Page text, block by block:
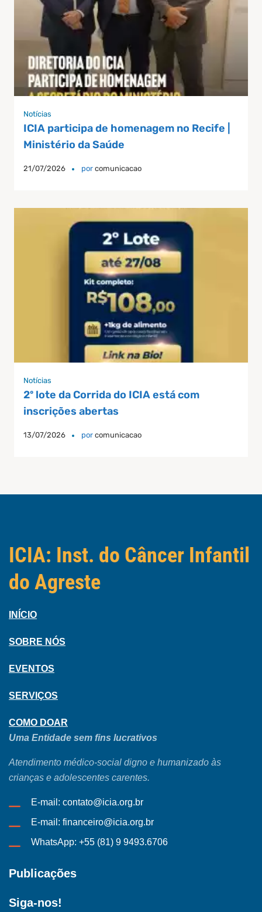
Notícias
ICIA participa de homenagem no Recife |
Ministério da Saúde
21/07/2026 por comunicacao
Notícias
2º lote da Corrida do ICIA está com
inscrições abertas
13/07/2026 por comunicacao
ICIA: Inst. do Câncer Infantil
do Agreste
INÍCIO
SOBRE NÓS
EVENTOS
SERVIÇOS
COMO DOAR
Uma Entidade sem fins lucrativos
Atendimento médico-social digno e humanizado às
crianças e adolescentes carentes.
E-mail: contato@icia.org.br
E-mail: financeiro@icia.org.br
WhatsApp: +55 (81) 9 9493.6706
Publicações
Siga-nos!